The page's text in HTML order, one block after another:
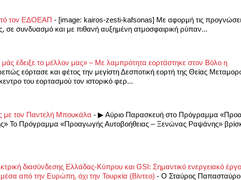
τον ΕΔΟΕΑΠ - [image: kairos-zesti-kafsonas] Με αφορμή τις
σε συνδυασμό και με πιθανή αυξημένη ατμοσφαιρική ρύπαν...
μάς έδειξε το μέλλον μας» – Με λαμπρότητα εορτάστηκε στον Βόλο η
εόρτασε και φέτος την μεγίστη Δεσποτική εορτή της Θείας
του εορτασμού τον ιστορικό φερ...
με τον Παντελή Μπουκάλα - ▶ Αύριο Παρασκευή στο Πρόγραμμα
Το Πρόγραμμα «Προαγωγής Αυτοβοήθειας – Ξενώνας Ραψάνης»
διασύνδεσης Ελλάδας-Κύπρου και GSI: Σημαντικό ενεργειακό
από την Ευρώπη, όχι την Τουρκία (Βίντεο) - Ο Σταύρος